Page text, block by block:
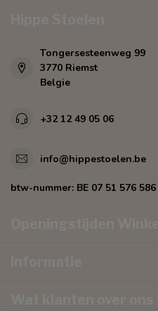
Tongersesteenweg 99
3770 Riemst
Belgie
+32 12 49 05 06
info@hippestoelen.be
btw-nummer: BE 07 51 576 586